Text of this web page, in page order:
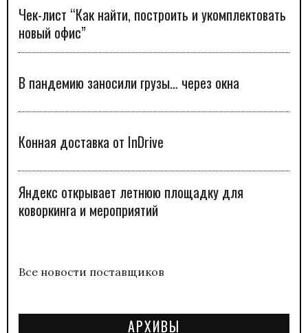
Чек-лист “Как найти, построить и укомплектовать
новый офис”
В пандемию заносили грузы… через окна
Конная доставка от InDrive
Яндекс открывает летнюю площадку для
коворкинга и мероприятий
Все новости поставщиков
АРХИВЫ